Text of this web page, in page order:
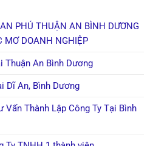
PHÚ THUẬN AN BÌNH DƯƠNG
MƠ DOANH NGHIỆP
Thuận An Bình Dương
Dĩ An, Bình Dương
Vấn Thành Lập Công Ty Tại Bình